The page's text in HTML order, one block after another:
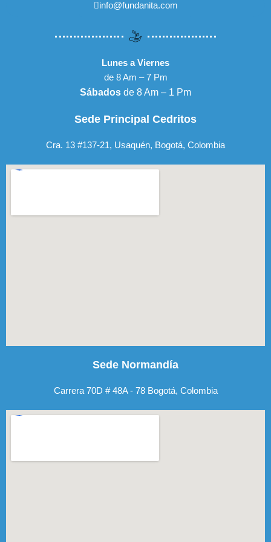
info@fundanita.com
Lunes a Viernes
de 8 Am – 7 Pm
Sábados de 8 Am – 1 Pm
Sede Principal Cedritos
Cra. 13 #137-21, Usaquén, Bogotá, Colombia
Sede Normandía
Carrera 70D # 48A - 78 Bogotá, Colombia